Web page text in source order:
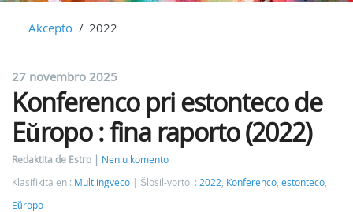
Akcepto 2022
27 novembro 2025
Konferenco pri estonteco de
Eŭropo : fina raporto (2022)
Redaktita de Estro
Neniu komento
Klasifikita en : Multlingveco Ŝlosil-vortoj : 2022 Konferenco estonteco
Eŭropo